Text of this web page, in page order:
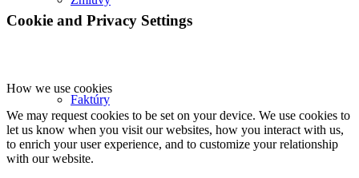
Faktúry
Cookie and Privacy Settings
How we use cookies
We may request cookies to be set on your device. We use cookies to
let us know when you visit our websites, how you interact with us,
to enrich your user experience, and to customize your relationship
with our website.